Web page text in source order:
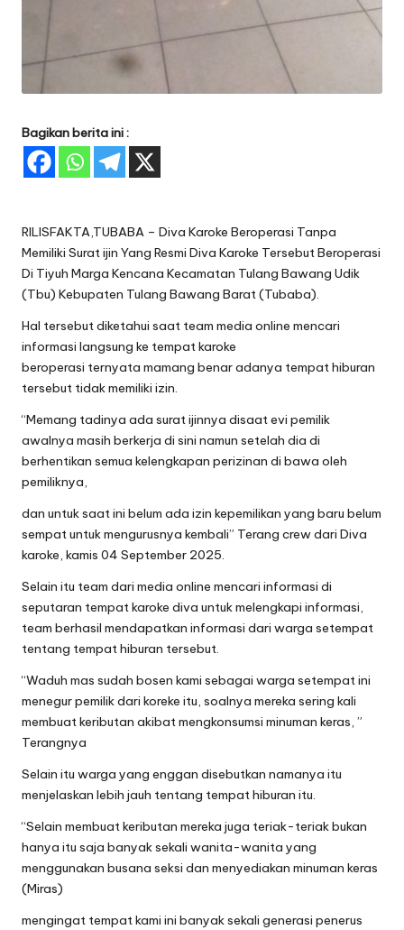
Bagikan berita ini :
RILISFAKTA,TUBABA – Diva Karoke Beroperasi Tanpa
Memiliki Surat ijin Yang Resmi Diva Karoke Tersebut Beroperasi
Di Tiyuh Marga Kencana Kecamatan Tulang Bawang Udik
(Tbu) Kebupaten Tulang Bawang Barat (Tubaba).
Hal tersebut diketahui saat team media online mencari
informasi langsung ke tempat karoke
beroperasi ternyata mamang benar adanya tempat hiburan
tersebut tidak memiliki izin.
“Memang tadinya ada surat ijinnya disaat evi pemilik
awalnya masih berkerja di sini namun setelah dia di
berhentikan semua kelengkapan perizinan di bawa oleh
pemiliknya,
dan untuk saat ini belum ada izin kepemilikan yang baru belum
sempat untuk mengurusnya kembali” Terang crew dari Diva
karoke, kamis 04 September 2025.
Selain itu team dari media online mencari informasi di
seputaran tempat karoke diva untuk melengkapi informasi,
team berhasil mendapatkan informasi dari warga setempat
tentang tempat hiburan tersebut.
“Waduh mas sudah bosen kami sebagai warga setempat ini
menegur pemilik dari koreke itu, soalnya mereka sering kali
membuat keributan akibat mengkonsumsi minuman keras, ”
Terangnya
Selain itu warga yang enggan disebutkan namanya itu
menjelaskan lebih jauh tentang tempat hiburan itu.
“Selain membuat keributan mereka juga teriak-teriak bukan
hanya itu saja banyak sekali wanita-wanita yang
menggunakan busana seksi dan menyediakan minuman keras
(Miras)
mengingat tempat kami ini banyak sekali generasi penerus